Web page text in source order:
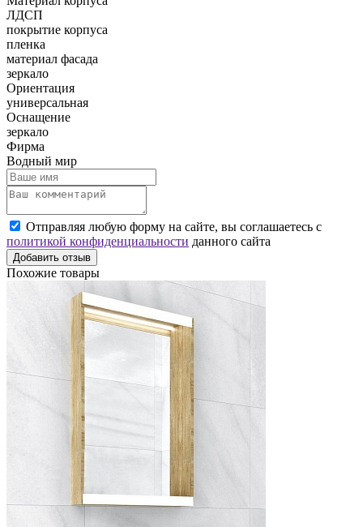
ЛДСП
покрытие корпуса
пленка
материал фасада
зеркало
Ориентация
универсальная
Оснащение
зеркало
Фирма
Водный мир
Отправляя любую форму на сайте, вы соглашаетесь с
политикой конфиденциальности данного сайта
Добавить отзыв
Похожие товары